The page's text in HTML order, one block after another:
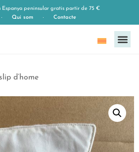
Espanya peninsular gratis partir de 75 €
Qui som Contacte
Català
d’home